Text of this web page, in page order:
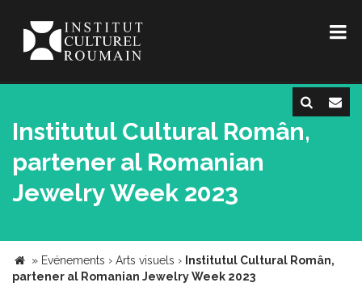
Institutul Cultural Român,
partener al Romanian
Jewelry Week 2023
» Evénements › Arts visuels › Institutul Cultural Român,
partener al Romanian Jewelry Week 2023